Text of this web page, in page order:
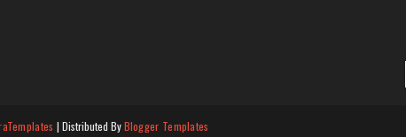
| Distributed ByBlogger Templates